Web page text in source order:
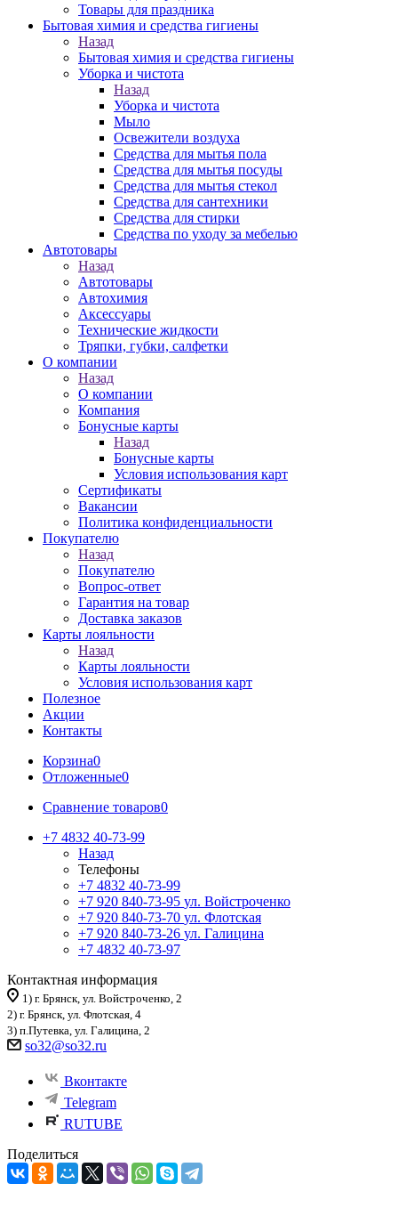
Товары для праздника
Бытовая химия и средства гигиены
Назад
Бытовая химия и средства гигиены
Уборка и чистота
Назад
Уборка и чистота
Мыло
Освежители воздуха
Средства для мытья пола
Средства для мытья посуды
Средства для мытья стекол
Средства для сантехники
Средства для стирки
Средства по уходу за мебелью
Автотовары
Назад
Автотовары
Автохимия
Аксессуары
Технические жидкости
Тряпки, губки, салфетки
О компании
Назад
О компании
Компания
Бонусные карты
Назад
Бонусные карты
Условия использования карт
Сертификаты
Вакансии
Политика конфиденциальности
Покупателю
Назад
Покупателю
Вопрос-ответ
Гарантия на товар
Доставка заказов
Карты лояльности
Назад
Карты лояльности
Условия использования карт
Полезное
Акции
Контакты
Корзина0
Отложенные0
Сравнение товаров0
+7 4832 40-73-99
Назад
Телефоны
+7 4832 40-73-99
+7 920 840-73-95 ул. Войстроченко
+7 920 840-73-70 ул. Флотская
+7 920 840-73-26 ул. Галицина
+7 4832 40-73-97
Контактная информация
1) г. Брянск, ул. Войстроченко, 2
2) г. Брянск, ул. Флотская, 4
3) п.Путевка, ул. Галицина, 2
so32@so32.ru
Вконтакте
Telegram
RUTUBE
Поделиться